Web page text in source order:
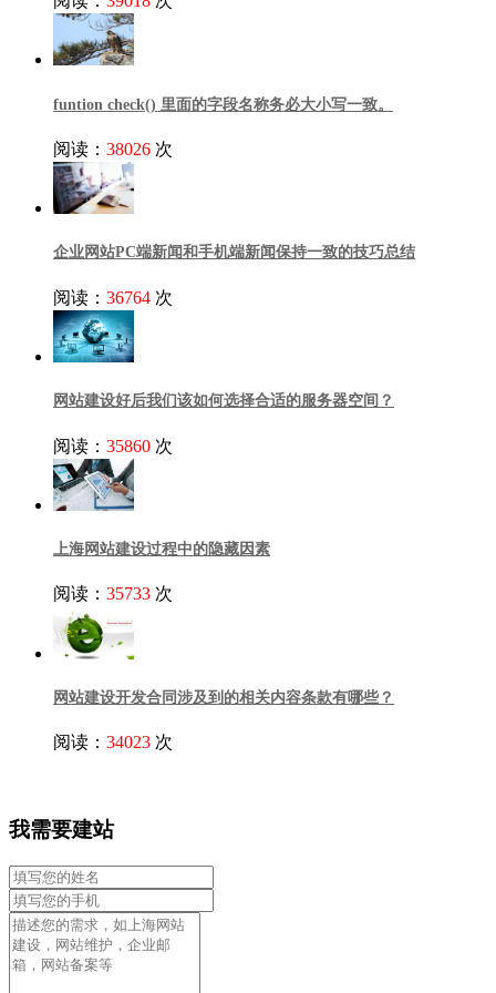
funtion check() 里面的字段名称务必大小写一致。
阅读： 38026 次
企业网站PC端新闻和手机端新闻保持一致的技巧总结
阅读： 36764 次
网站建设好后我们该如何选择合适的服务器空间？
阅读： 35860 次
上海网站建设过程中的隐藏因素
阅读： 35733 次
网站建设开发合同涉及到的相关内容条款有哪些？
阅读： 34023 次
我需要建站